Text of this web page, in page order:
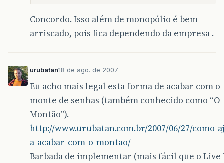
Concordo. Isso além de monopólio é bem
arriscado, pois fica dependendo da empresa .
urubatan18 de ago. de 2007
Eu acho mais legal esta forma de acabar com o
monte de senhas (também conhecido como “O
Montão”).
http://www.urubatan.com.br/2007/06/27/como-
a-acabar-com-o-montao/
Barbada de implementar (mais fácil que o Live